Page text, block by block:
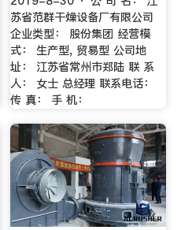
苏省范群干燥设备厂有限公司
企业类型： 股份集团 经营模
式： 生产型, 贸易型 公司地
址： 江苏省常州市郑陆 联 系
人： 女士 总经理 联系电话：
传 真： 手 机：